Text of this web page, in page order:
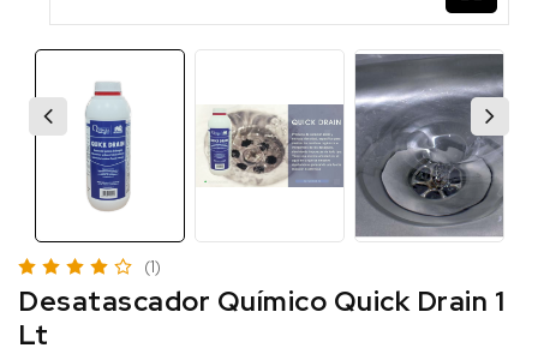
(1)
Desatascador Químico Quick Drain 1
Lt